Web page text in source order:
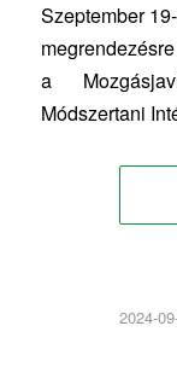
Szeptember
a
Módszertani
2024-
/